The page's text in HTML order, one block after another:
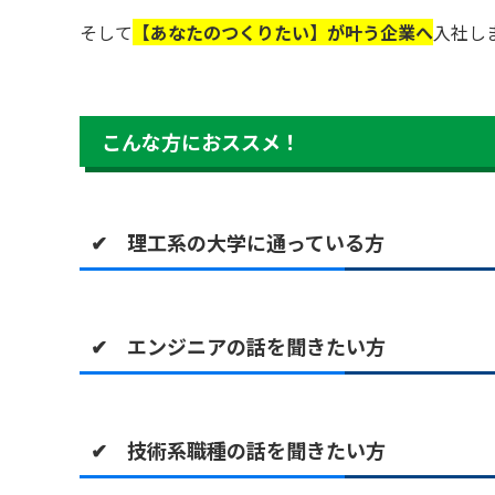
そして 【あなたのつくりたい】が叶う企業へ入社し
こんな方におススメ！
✔ 理工系の大学に通っている方
✔ エンジニアの話を聞きたい方
✔ 技術系職種の話を聞きたい方